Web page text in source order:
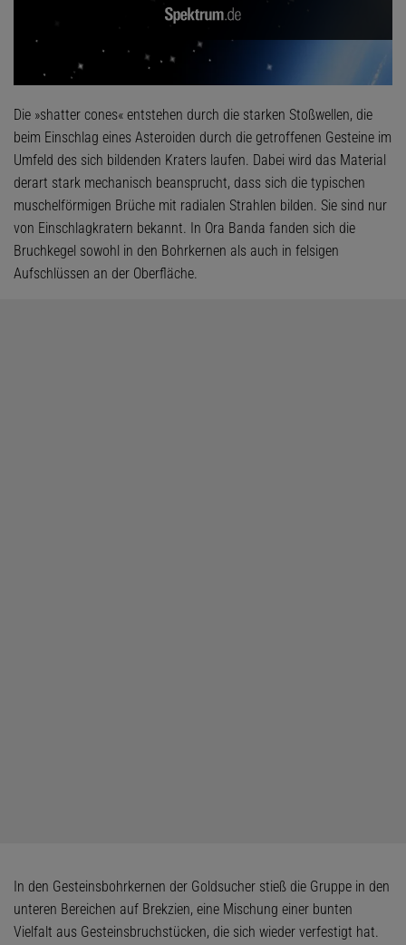
Die »shatter cones« entstehen durch die starken Stoßwellen, die
beim Einschlag eines Asteroiden durch die getroffenen Gesteine im
Umfeld des sich bildenden Kraters laufen. Dabei wird das Material
derart stark mechanisch beansprucht, dass sich die typischen
muschelförmigen Brüche mit radialen Strahlen bilden. Sie sind nur
von Einschlagkratern bekannt. In Ora Banda fanden sich die
Bruchkegel sowohl in den Bohrkernen als auch in felsigen
Aufschlüssen an der Oberfläche.
In den Gesteinsbohrkernen der Goldsucher stieß die Gruppe in den
unteren Bereichen auf Brekzien, eine Mischung einer bunten
Vielfalt aus Gesteinsbruchstücken, die sich wieder verfestigt hat.